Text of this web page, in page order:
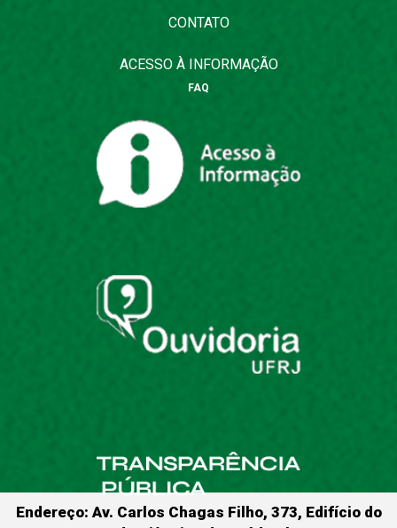
CONTATO
ACESSO À INFORMAÇÃO
FAQ
Endereço: Av. Carlos Chagas Filho, 373, Edifício do